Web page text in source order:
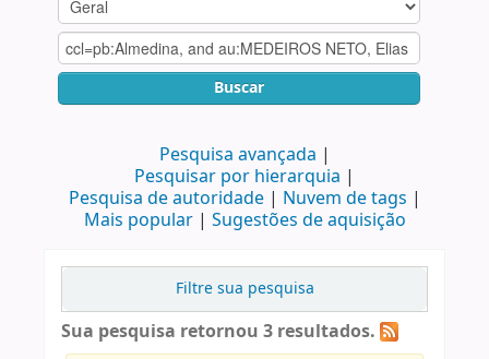
Buscar
Pesquisa avançada
Pesquisar por hierarquia
Pesquisa de autoridade
Nuvem de tags
Mais popular
Sugestões de aquisição
Filtre sua pesquisa
Sua pesquisa retornou 3 resultados.